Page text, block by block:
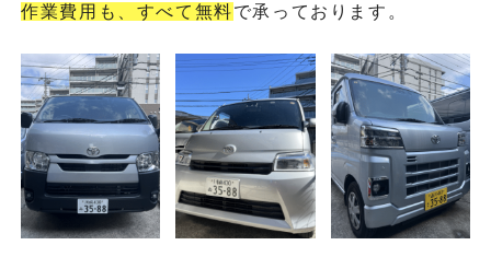
作業費用も、すべて無料で承っております。